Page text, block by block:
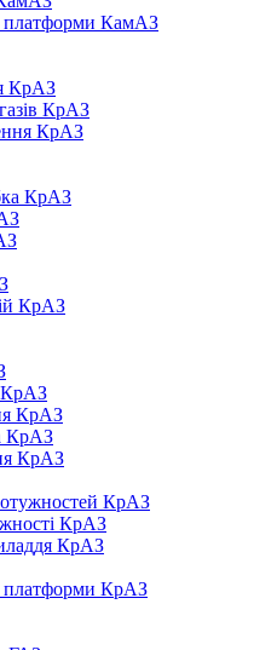
платформи КамАЗ
КрАЗ
КрАЗ
КрАЗ
КрАЗ
КрАЗ
КрАЗ
КрАЗ
КрАЗ
КрАЗ
КрАЗ
КрАЗ
КрАЗ
платформи КрАЗ